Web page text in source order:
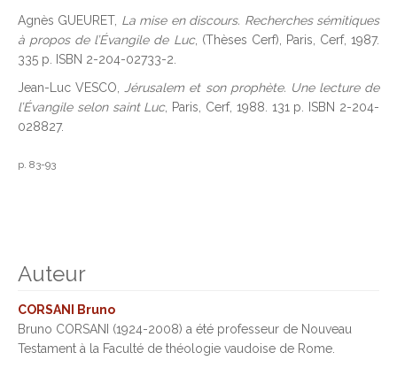
Agnès GUEURET, La mise en discours. Recherches sémitiques
à propos de l’Évangile de Luc, (Thèses Cerf), Paris, Cerf, 1987.
335 p. ISBN 2-204-02733-2.
Jean-Luc VESCO,
Jérusalem et son prophète. Une lecture de
l’Évangile selon saint Luc, Paris, Cerf, 1988. 131 p. ISBN 2-204-
028827.
p. 83-93
Auteur
CORSANI Bruno
Bruno CORSANI (1924-2008) a été professeur de Nouveau
Testament à la Faculté de théologie vaudoise de Rome.